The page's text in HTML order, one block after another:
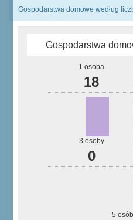
Gospodarstwa domowe według
Gospodarstwa
1 osoba
18
3 osoby
0
5